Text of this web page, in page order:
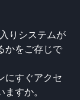
りシステムが
かをご存じで
にすぐアクセ
すか。